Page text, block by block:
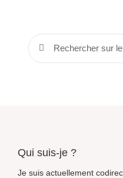
Qui suis-je ?
Je suis actuellement